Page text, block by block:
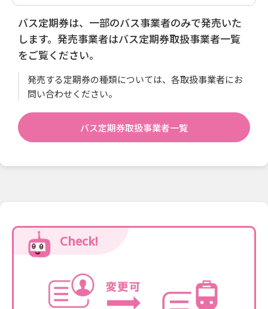
バス定期券は、一部のバス事業者のみで発売いた
します。発売事業者はバス定期券取扱事業者一覧
をご覧ください。
発売する定期券の種類については、各取扱事業者にお
問い合わせください。
バス定期券取扱事業者一覧
Check!